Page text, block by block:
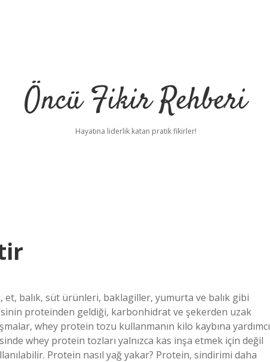
Öncü Fikir Rehberi
Hayatına liderlik katan pratik fikirler!
balık, süt ürünleri, baklagiller, yumurta ve balık gibi
proteinden geldiği, karbonhidrat ve şekerden uzak
whey protein tozu kullanmanın kilo kaybına yardımcı
whey protein tozları yalnızca kas inşa etmek için değil
Protein nasıl yağ yakar? Protein, sindirimi daha